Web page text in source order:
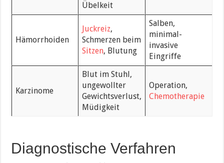
Übelkeit
Hämorrhoiden
Juckreiz,
Schmerzen beim
Sitzen, Blutung
Salben,
minimal-
invasive
Eingriffe
Karzinome
Blut im Stuhl,
ungewollter
Gewichtsverlust,
Müdigkeit
Operation,
Chemotherapie
Diagnostische Verfahren